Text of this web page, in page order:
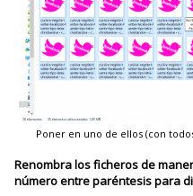
Poner en uno de ellos (con
Renombra los ficheros de
número entre paréntesis para